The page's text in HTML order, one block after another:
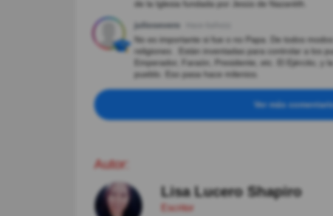
de la Iglesia fundada por Jesús de Nazaréth.
juliosevero
No es importante si fue o no Papa. De todos
religiones . Están inventadas para controlar a los
Emperador, Faraón, Presidente, etc. El Ejército, y
pueblo. Eso pasa hace milenios.
Ver más
Autor:
Lisa Lucero Shapiro
Escritor